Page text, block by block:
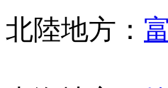
北陸地方：